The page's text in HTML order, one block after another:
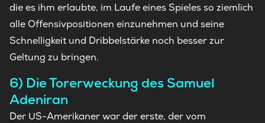
die es ihm erlaubte, im Laufe eines Spieles so ziemlich
alle Offensivpositionen einzunehmen und seine
Schnelligkeit und Dribbelstärke noch besser zur
Geltung zu bringen.
6) Die Torerweckung des Samuel
Adeniran
Der US-Amerikaner war der erste, der vom